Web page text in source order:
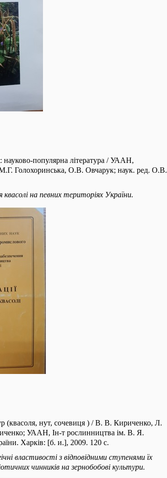
: науково-популярна література / УААН,
Голохоринська, О.В. Овчарук; наук. ред. О.В.
на певних територіях України.
(квасоля, нут, сочевиця ) / В. В. Кириченко, Л.
УААН, Ін-т рослинництва ім. В. Я.
Харків: [б. и.], 2009. 120 с.
властивості з відповідними ступенями їх
чинників на зернобобові культури.